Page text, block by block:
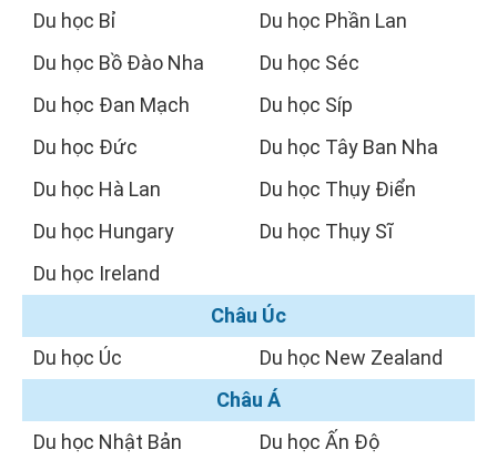
Du học Bỉ
Du học Bồ Đào Nha
Du học Đan Mạch
Du học Đức
Du học Hà Lan
Du học Hungary
Du học Ireland
Du học Phần Lan
Du học Séc
Du học Síp
Du học Tây Ban Nha
Du học Thụy Điển
Du học Thụy Sĩ
Châu Úc
Du học Úc
Du học New Zealand
Châu Á
Du học Nhật Bản
Du học Ấn Độ